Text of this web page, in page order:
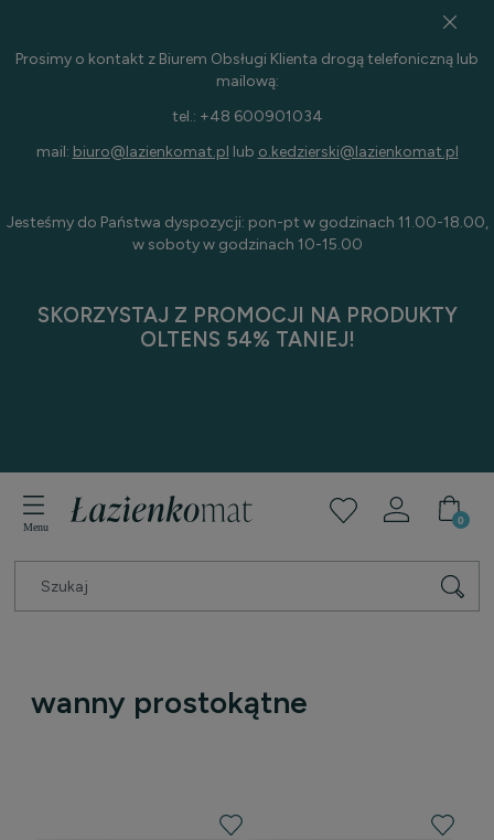
Prosimy o kontakt z Biurem Obsługi Klienta drogą telefoniczną lub
mailową:
tel.: +48 600901034
mail: biuro@lazienkomat.pl lub o.kedzierski@lazienkomat.pl
Jesteśmy do Państwa dyspozycji: pon-pt w godzinach 11.00-18.00,
w soboty w godzinach 10-15.00
SKORZYSTAJ Z PROMOCJI NA PRODUKTY
OLTENS 54% TANIEJ!
wanny prostokątne